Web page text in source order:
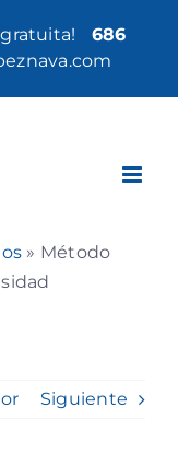
686
» Método
Siguiente